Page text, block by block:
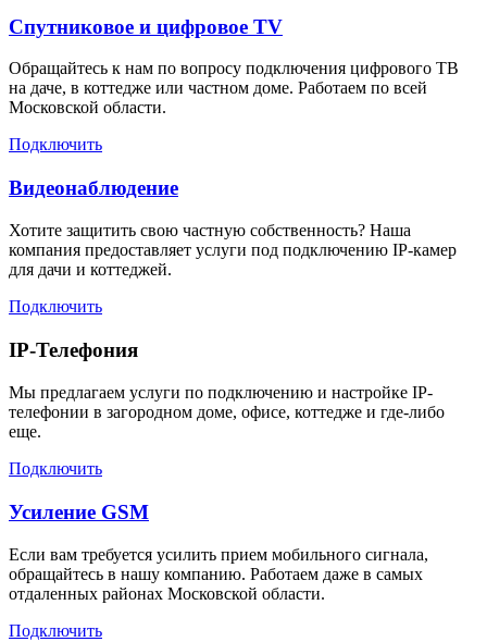
Спутниковое и цифровое TV
Обращайтесь к нам по вопросу подключения цифрового ТВ
на даче, в коттедже или частном доме. Работаем по всей
Московской области.
Подключить
Видеонаблюдение
Хотите защитить свою частную собственность? Наша
компания предоставляет услуги под подключению IP-камер
для дачи и коттеджей.
Подключить
IP-Телефония
Мы предлагаем услуги по подключению и настройке IP-
телефонии в загородном доме, офисе, коттедже и где-либо
еще.
Подключить
Усиление GSM
Если вам требуется усилить прием мобильного сигнала,
обращайтесь в нашу компанию. Работаем даже в самых
отдаленных районах Московской области.
Подключить